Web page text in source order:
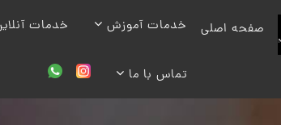
صفحه اصلی خدمات آموزش خدمات
تماس با ما